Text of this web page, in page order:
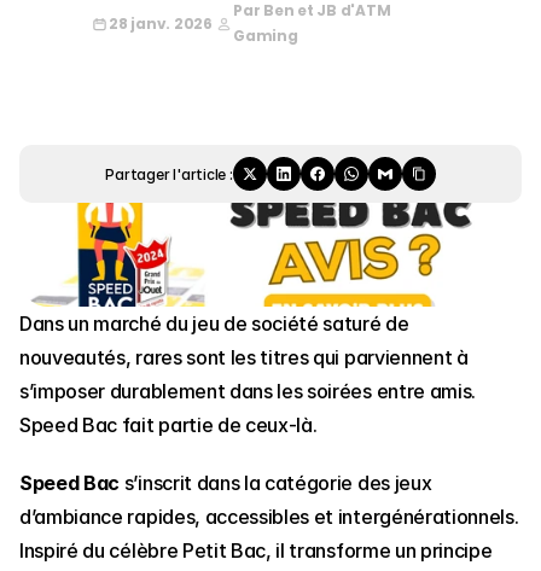
28 janv. 2026
Par Ben et JB d'ATM
Gaming
Partager l'article :
Dans un marché du jeu de société saturé de
nouveautés, rares sont les titres qui parviennent à
s’imposer durablement dans les soirées entre amis.
Speed Bac fait partie de ceux-là.
Speed Bac s’inscrit dans la catégorie des jeux
d’ambiance rapides, accessibles et intergénérationnels.
Inspiré du célèbre Petit Bac, il transforme un principe